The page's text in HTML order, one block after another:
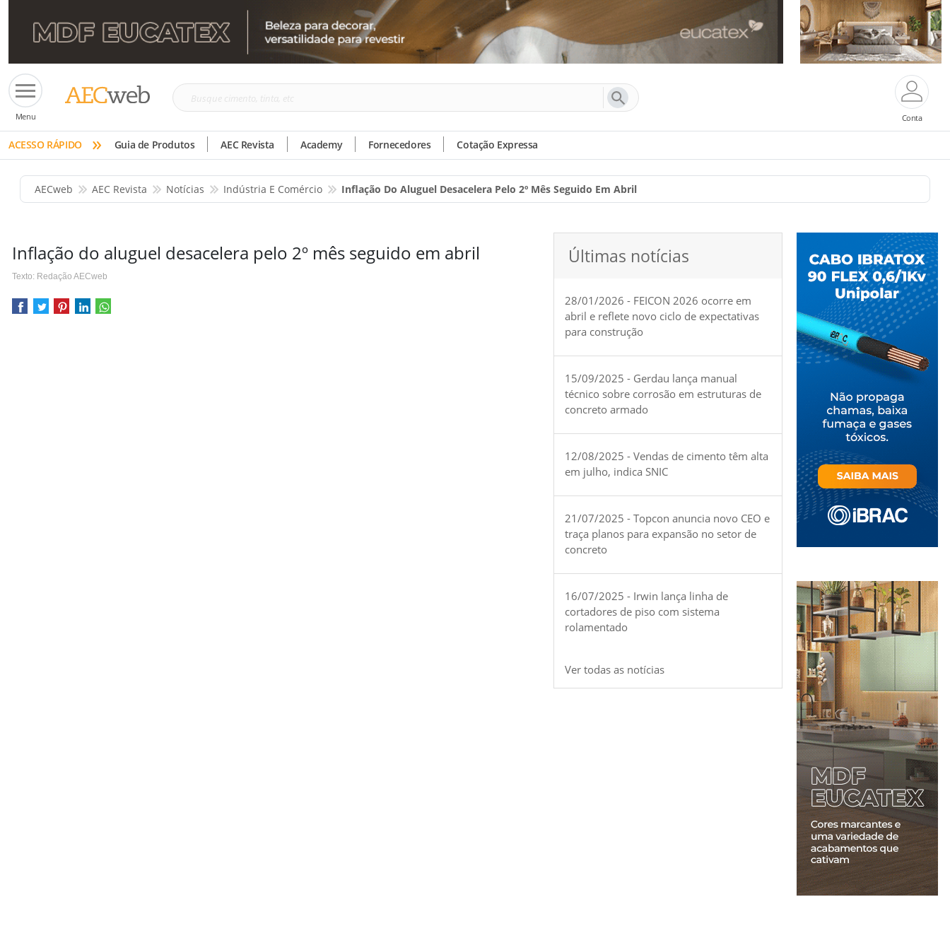
Menu
Busque
tinta,
etc
Conta
ACESSO RÁPIDO » Guia de Produtos AEC Revista Academy Fornecedores Cotação Expressa
AECweb AEC Revista Notícias Indústria E Comércio Inflação Do Aluguel Desacelera Pelo 2º Mês Seguido Em Abril
Inflação do aluguel desacelera pelo 2º mês seguido em abril
Texto: Redação AECweb
Últimas notícias
28/01/2026 - FEICON 2026 ocorre em
abril e reflete novo ciclo de expectativas
para construção
15/09/2025 - Gerdau lança manual
técnico sobre corrosão em estruturas de
concreto armado
12/08/2025 - Vendas de cimento têm alta
em julho, indica SNIC
21/07/2025 - Topcon anuncia novo CEO e
traça planos para expansão no setor de
concreto
16/07/2025 - Irwin lança linha de
cortadores de piso com sistema
rolamentado
Ver todas as notícias